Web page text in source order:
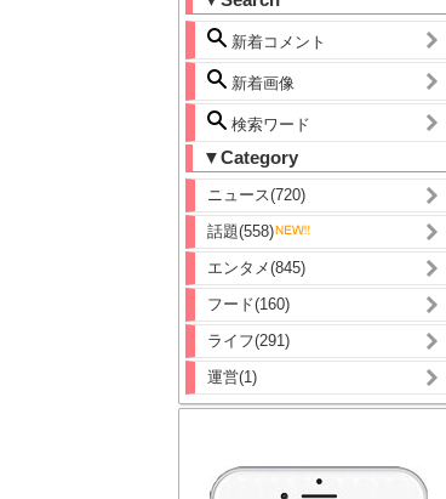
新着コメント
新着画像
検索ワード
▼Category
ニュース(720)
話題(558)
エンタメ(845)
フード(160)
ライフ(291)
運営(1)